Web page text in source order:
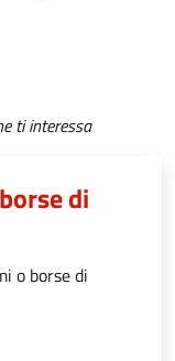
ti interessa
di
o borse di